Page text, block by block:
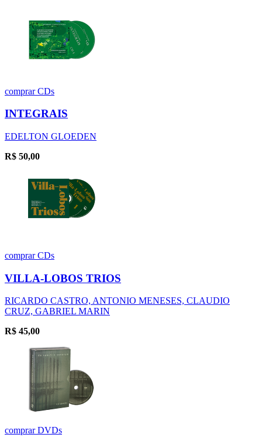
comprarCDs
INTEGRAIS
EDELTON GLOEDEN
R$ 50,00
comprarCDs
VILLA-LOBOS TRIOS
RICARDO CASTRO, ANTONIO MENESES, CLAUDIO
CRUZ, GABRIEL MARIN
R$ 45,00
comprarDVDs